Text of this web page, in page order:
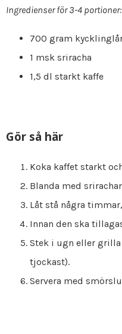
Ingredienser för 3-4 portioner:
700 gram
1 msk sriracha
1,5 dl starkt kaffe
Gör så här
Koka kaffet starkt
Blanda med
Låt stå några
Innan den ska
Stek i ugn eller
tjockast).
Servera med